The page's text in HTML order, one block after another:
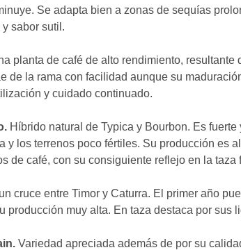
Se adapta bien a zonas de sequías
sabor sutil.
planta de café de alto rendimiento,
de la rama con facilidad aunque su
y cuidado continuado.
Híbrido natural de Typica y Bourbon. Es
y los terrenos poco fértiles. Su producción es
de café, con su consiguiente reflejo en la taza
cruce entre Timor y Caturra. El primer año
producción muy alta. En taza destaca por sus
Variedad apreciada además de por su